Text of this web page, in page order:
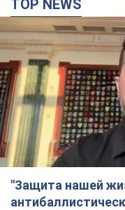
санкциях против
Видео
Европейские партнеры
проекту
5 годин тому 53,5 т.
"Балистика
обсудить
Украиной
Глава МИД Польши
Украиной